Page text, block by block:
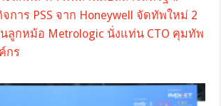
การ PSS จาก Honeywell จัดทัพใหม่ 2
ลูกหม้อ Metrologic นั่งแท่น CTO คุมทัพ
กร